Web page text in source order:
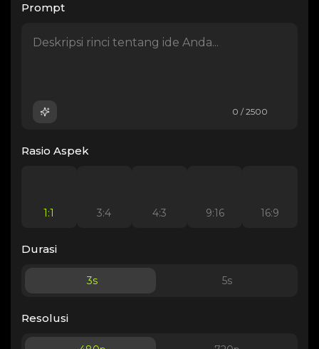
Prompt
0 / 2500
Rasio Aspek
1:1 3:4 4:3 9:16 16:9
Durasi
3s 5s
Resolusi